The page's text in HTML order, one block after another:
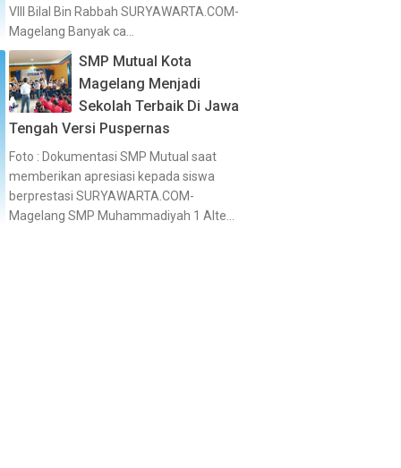
VIII Bilal Bin Rabbah SURYAWARTA.COM-
Magelang Banyak ca...
SMP Mutual Kota
Magelang Menjadi
Sekolah Terbaik Di Jawa
Tengah Versi Puspernas
Foto : Dokumentasi SMP Mutual saat
memberikan apresiasi kepada siswa
berprestasi SURYAWARTA.COM-
Magelang SMP Muhammadiyah 1 Alte...